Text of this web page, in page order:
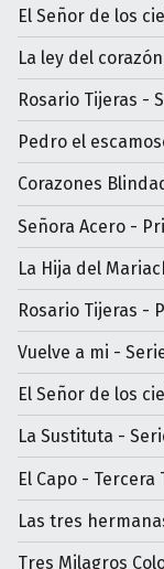
El Señor de los
La ley del
Rosario Tijeras -
Pedro el
Corazones
Señora Acero -
La Hija del
Rosario Tijeras -
Vuelve a mi -
El Señor de los
La Sustituta -
El Capo - Tercera
Las tres
Tres Milagros